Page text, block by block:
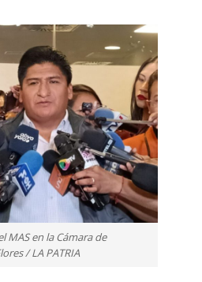
MAS en la Cámara de
/ LA PATRIA